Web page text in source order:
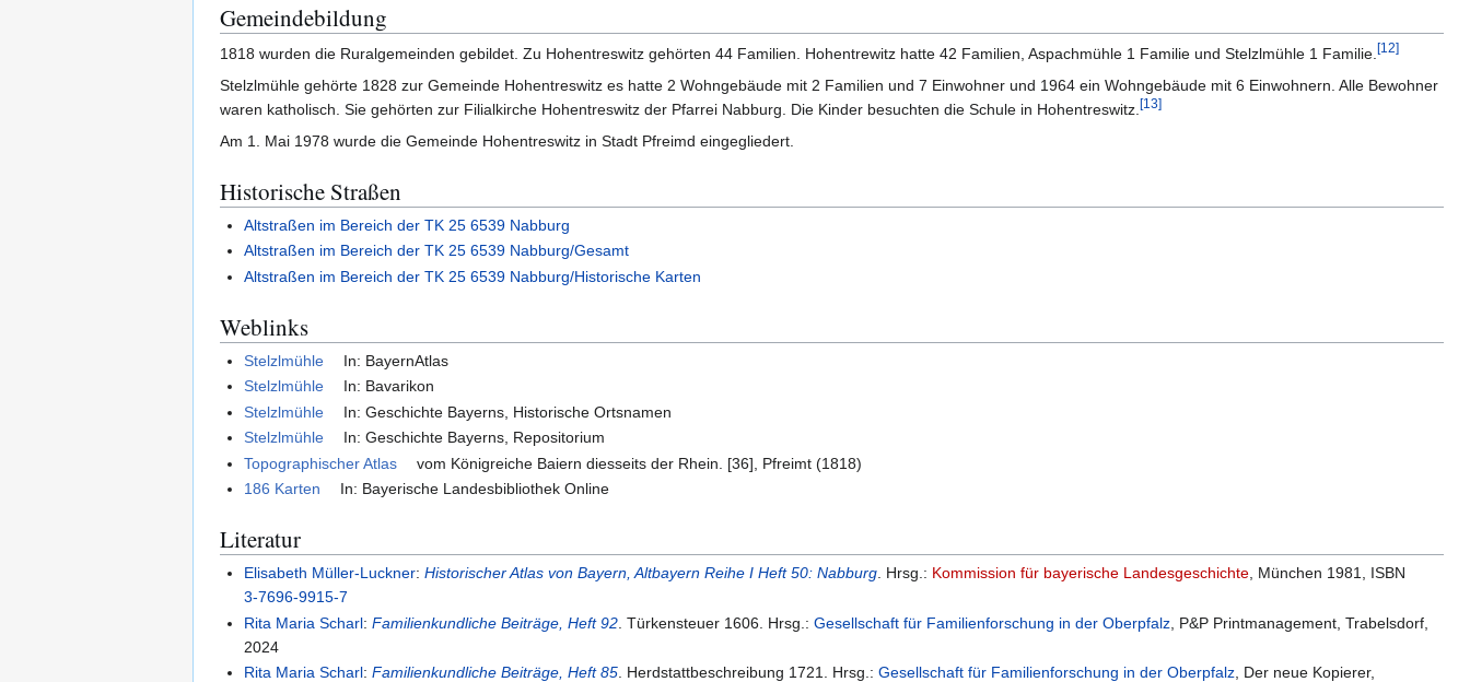
Gemeindebildung
1818 wurden die Ruralgemeinden gebildet. Zu Hohentreswitz gehörten 44 Familien. Hohentrewitz hatte 42 Familien, Aspachmühle 1 Familie und Stelzlmühle 1 Familie. [12]
Stelzlmühle gehörte 1828 zur Gemeinde Hohentreswitz es hatte 2 Wohngebäude mit 2 Familien und 7 Einwohner und 1964 ein Wohngebäude mit 6 Einwohnern. Alle Bewohner
waren katholisch. Sie gehörten zur Filialkirche Hohentreswitz der Pfarrei Nabburg. Die Kinder besuchten die Schule in Hohentreswitz. [13]
Am 1. Mai 1978 wurde die Gemeinde Hohentreswitz in Stadt Pfreimd eingegliedert.
Historische Straßen
Altstraßen im Bereich der TK 25 6539 Nabburg
Altstraßen im Bereich der TK 25 6539 Nabburg/Gesamt
Altstraßen im Bereich der TK 25 6539 Nabburg/Historische Karten
Weblinks
Stelzlmühle
In: BayernAtlas
Stelzlmühle
In: Bavarikon
Stelzlmühle
In: Geschichte Bayerns, Historische Ortsnamen
Stelzlmühle
In: Geschichte Bayerns, Repositorium
Topographischer Atlas
vom Königreiche Baiern diesseits der Rhein. [36], Pfreimt (1818)
186 Karten
In: Bayerische Landesbibliothek Online
Literatur
Elisabeth Müller-Luckner:Historischer Atlas von Bayern, Altbayern Reihe I Heft 50: Nabburg . Hrsg.: Kommission für bayerische Landesgeschichte , München 1981, ISBN
3-7696-9915-7
Rita Maria Scharl:Familienkundliche Beiträge, Heft 92 . Türkensteuer 1606. Hrsg.:Gesellschaft für Familienforschung in der Oberpfalz , P&P Printmanagement, Trabelsdorf,
2024
Rita Maria Scharl:Familienkundliche Beiträge, Heft 85 . Herdstattbeschreibung 1721. Hrsg.:Gesellschaft für Familienforschung in der Oberpfalz , Der neue Kopierer,